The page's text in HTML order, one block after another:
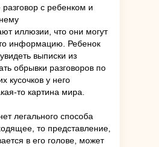
с ребенком и
иллюзии, что они могут
информацию. Ребенок
выписки из
обрывки разговоров по
кусочков у него
то картина мира.
легального способа
то представление,
в его голове, может